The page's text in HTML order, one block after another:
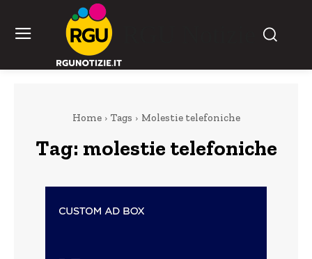
Home Tags Molestie telefoniche
Tag: molestie telefoniche